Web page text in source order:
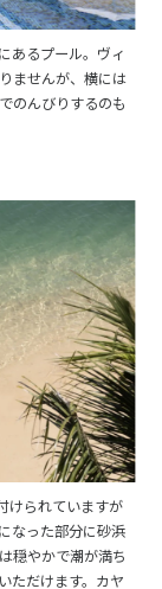
あるプール。ヴィ
ませんが、横には
のんびりするのも
けられていますが
なった部分に砂浜
穏やかで潮が満ち
ただけます。カヤ